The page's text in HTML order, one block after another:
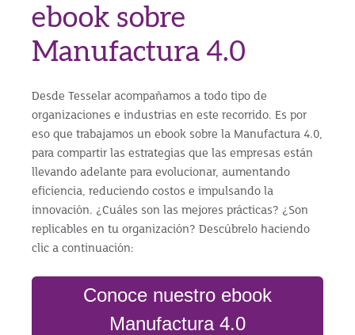
ebook sobre
Manufactura 4.0
Desde Tesselar acompañamos a todo tipo de
organizaciones e industrias en este recorrido. Es por
eso que trabajamos un ebook sobre la Manufactura 4.0,
para compartir las estrategias que las empresas están
llevando adelante para evolucionar, aumentando
eficiencia, reduciendo costos e impulsando la
innovación. ¿Cuáles son las mejores prácticas? ¿Son
replicables en tu organización? Descúbrelo haciendo
clic a continuación:
Conoce nuestro ebook
Manufactura 4.0